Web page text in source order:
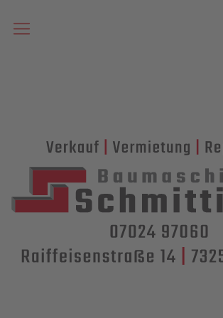
Bagger
Lader / Planiermaschinen
Lasergesteuerte Maschinen
Teleskopmaschinen
Miniraupenkrane